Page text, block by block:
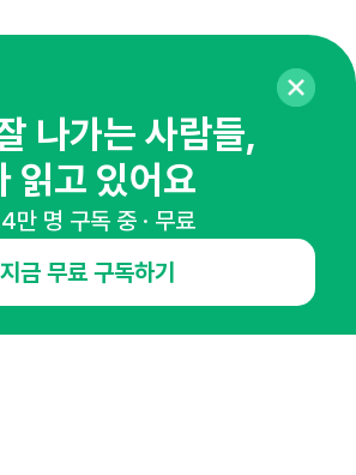
로645번길 16
대표 : 심도섭
사업자정보확인
경기성남-1023
나가는 사람들,
읽고 있어요
만 명 구독 중 · 무료
지금 무료 구독하기